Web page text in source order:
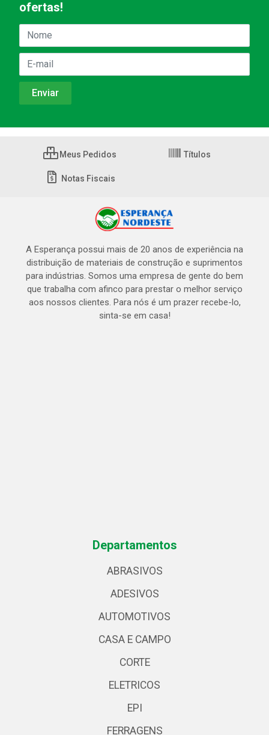
ofertas!
Meus Pedidos Títulos
Notas Fiscais
A Esperança possui mais de 20 anos de experiência na
distribuição de materiais de construção e suprimentos
para indústrias. Somos uma empresa de gente do bem
que trabalha com afinco para prestar o melhor serviço
aos nossos clientes. Para nós é um prazer recebe-lo,
sinta-se em casa!
Departamentos
ABRASIVOS
ADESIVOS
AUTOMOTIVOS
CASA E CAMPO
CORTE
ELETRICOS
EPI
FERRAGENS